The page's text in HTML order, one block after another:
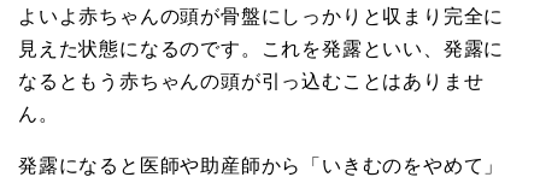
よいよ赤ちゃんの頭が骨盤にしっかりと収まり完全に
見えた状態になるのです。これを発露といい、発露に
なるともう赤ちゃんの頭が引っ込むことはありませ
ん。
発露になると医師や助産師から「いきむのをやめて」